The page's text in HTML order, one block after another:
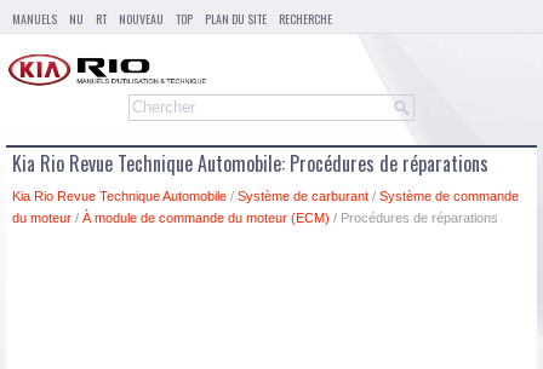
MANUELS NU RT NOUVEAU TOP PLAN DU SITE RECHERCHE
Kia Rio Revue Technique Automobile: Procédures de réparations
Kia Rio Revue Technique Automobile / Système de carburant / Système de commande
du moteur / À module de commande du moteur (ECM) / Procédures de réparations